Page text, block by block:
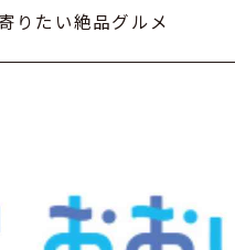
りたい絶品グルメ